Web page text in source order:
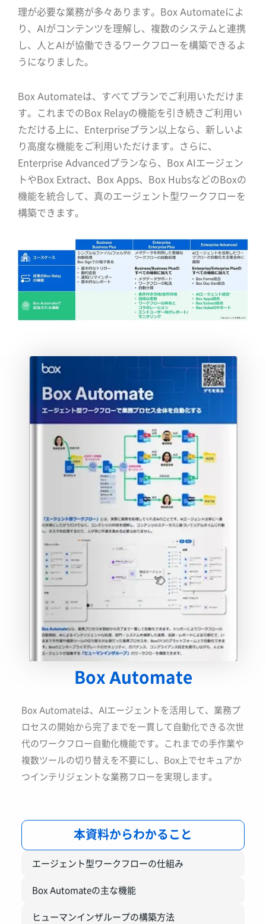
理が必要な業務が多々あります。Box Automateによ
り、AIがコンテンツを理解し、複数のシステムと連携
し、人とAIが協働できるワークフローを構築できるよ
うになりました。
Box Automateは、すべてプランでご利用いただけま
す。これまでのBox Relayの機能を引き続きご利用い
ただける上に、Enterpriseプラン以上なら、新しいよ
り高度な機能をご利用いただけます。さらに、
Enterprise Advancedプランなら、Box AIエージェン
トやBox Extract、Box Apps、Box HubsなどのBoxの
機能を統合して、真のエージェント型ワークフローを
構築できます。
Box Automate
Box Automateは、AIエージェントを活用して、業務プ
ロセスの開始から完了までを一貫して自動化できる次世
代のワークフロー自動化機能です。これまでの手作業や
複数ツールの切り替えを不要にし、Box上でセキュアか
つインテリジェントな業務フローを実現します。
本資料からわかること
エージェント型ワークフローの仕組み
Box Automateの主な機能
ヒューマンインザループの構築方法